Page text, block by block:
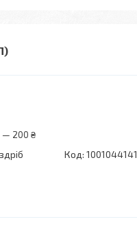
— 200 ₴
Код: 1001044141